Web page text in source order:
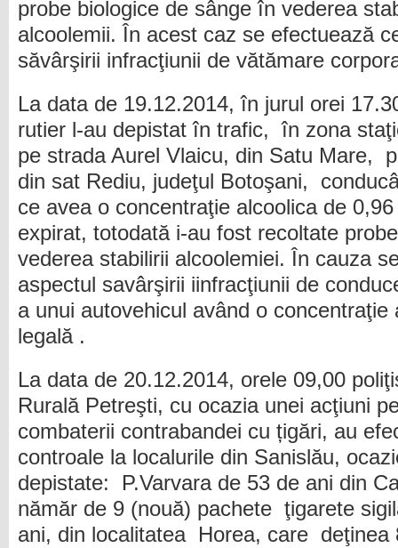
probe biologice de sânge în vederea
alcoolemii. În acest caz se efectuează
săvârşirii infracţiunii de vătămare
La data de 19.12.2014, în jurul orei
rutier l-au depistat în trafic, în zona
pe strada Aurel Vlaicu, din Satu Mare,
din sat Rediu, judeţul Botoşani,
ce avea o concentraţie alcoolica de
expirat, totodată i-au fost recoltate
vederea stabilirii alcoolemiei. În cauza
aspectul savârşirii iinfracţiunii de
a unui autovehicul având o concentraţie
legală .
La data de 20.12.2014, orele 09,00
Rurală Petreşti, cu ocazia unei acţiuni
combaterii contrabandei cu țigări, au
controale la localurile din Sanislău,
depistate: P.Varvara de 53 de ani din
nămăr de 9 (nouă) pachete ţigarete
ani, din localitatea Horea, care